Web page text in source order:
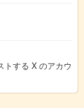
トする X のアカウ